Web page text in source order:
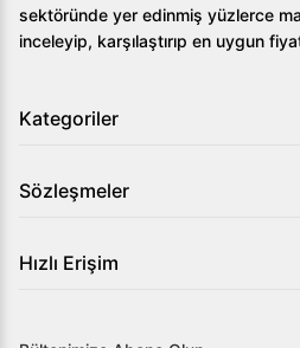
sektöründe yer edinmiş yüzlerce
inceleyip, karşılaştırıp en uygun
Kategoriler
Sözleşmeler
Hızlı Erişim